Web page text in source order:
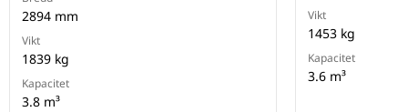
2894 mm
Vikt
1839 kg
Kapacitet
3.8 m³
Vikt
1453 kg
Kapacitet
3.6 m³